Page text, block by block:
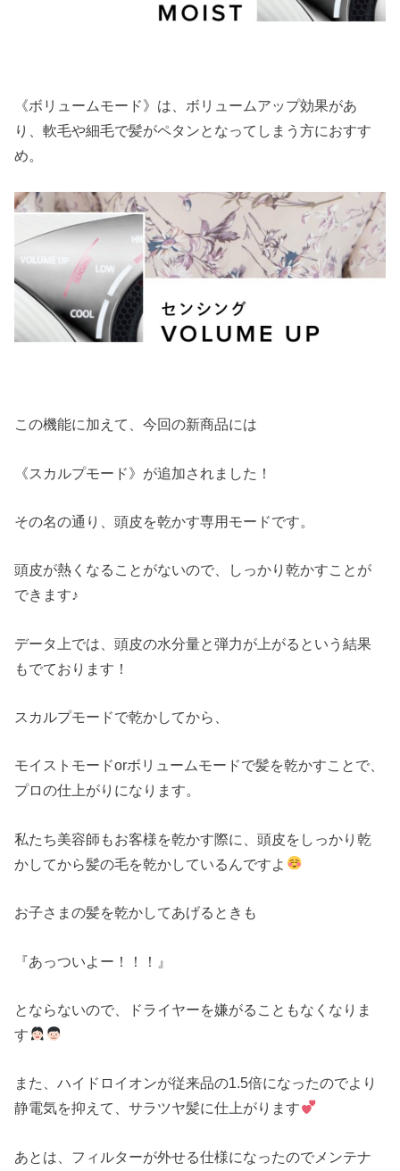
《ボリュームモード》は、ボリュームアップ効果があ
り、軟毛や細毛で髪がペタンとなってしまう方におすす
め。
この機能に加えて、今回の新商品には
《スカルプモード》が追加されました！
その名の通り、頭皮を乾かす専用モードです。
頭皮が熱くなることがないので、しっかり乾かすことが
できます♪
データ上では、頭皮の水分量と弾力が上がるという結果
もでております！
スカルプモードで乾かしてから、
モイストモードorボリュームモードで髪を乾かすことで、
プロの仕上がりになります。
私たち美容師もお客様を乾かす際に、頭皮をしっかり乾
かしてから髪の毛を乾かしているんですよ
お子さまの髪を乾かしてあげるときも
『あっついよー！！！』
とならないので、ドライヤーを嫌がることもなくなりま
す
また、ハイドロイオンが従来品の1.5倍になったのでより
静電気を抑えて、サラツヤ髪に仕上がります
あとは、フィルターが外せる仕様になったのでメンテナ